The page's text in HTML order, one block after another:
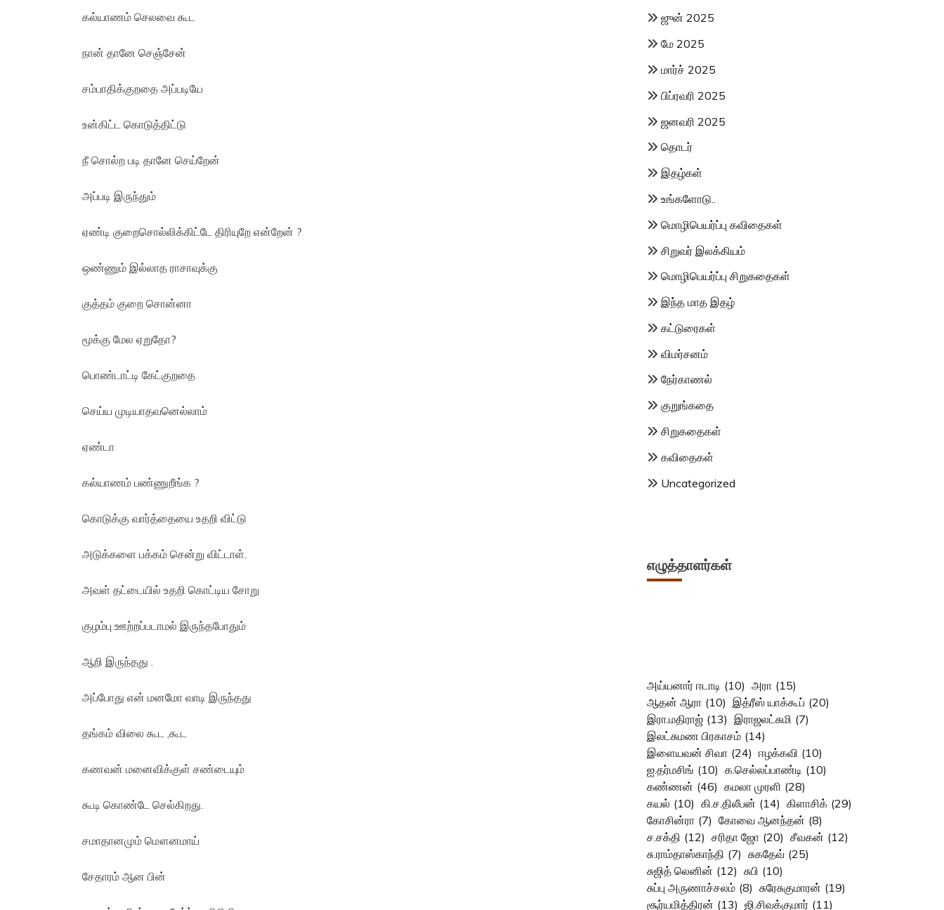
கல்யாணம் செலவை கூட
நான் தானே செஞ்சேன்
சம்பாதிக்குறதை அப்படியே
உன்கிட்ட கொடுத்திட்டு
நீ சொல்ற படி தானே செய்றேன்
அப்படி இருந்தும்
ஏண்டி குறைசொல்லிக்கிட்டே திரியுறே என்றேன் ?
ஒண்ணும் இல்லாத ராசாவுக்கு
குத்தம் குறை சொன்னா
மூக்கு மேல ஏறுதோ?
பொண்டாட்டி கேட்குறதை
செய்ய முடியாதவனெல்லாம்
ஏண்டா
கல்யாணம் பண்ணுறீங்க ?
கொடுக்கு வார்த்தையை உதறி விட்டு
அடுக்களை பக்கம் சென்று விட்டாள்.
அவள் தட்டையில் உதறி கொட்டிய சோறு
குழம்பு ஊற்றப்படாமல் இருந்தபோதும்
ஆறி இருந்தது .
அப்போது என் மனமோ வாடி இருந்தது
தங்கம் விலை கூட ,கூட
கணவன் மனைவிக்குள் சண்டையும்
கூடி கொண்டே செல்கிறது.
சமாதானமும் மௌனமாய்
சேதாரம் ஆன பின்
ஜுன் 2025
மே 2025
மார்ச் 2025
பிப்ரவரி 2025
ஜனவரி 2025
தொடர்
இதழ்கள்
உங்களோடு..
மொழிபெயர்ப்பு கவிதைகள்
சிறுவர் இலக்கியம்
மொழிபெயர்ப்பு சிறுகதைகள்
இந்த மாத இதழ்
கட்டுரைகள்
விமர்சனம்
நேர்காணல்
குறுங்கதை
சிறுகதைகள்
கவிதைகள்
Uncategorized
எழுத்தாளர்கள்
அய்யனார் ஈடாடி (10) அரா (15)
ஆதன் ஆரா (10) இத்ரீஸ் யாக்கூப் (20)
இரா.மதிராஜ் (13) இராஜலட்சுமி (7)
இலட்சுமண பிரகாசம் (14)
இளையவன் சிவா (24) ஈழக்கவி (10)
ஐ.தர்மசிங் (10) க.செல்லப்பாண்டி (10)
கண்ணன் (46) கமலா முரளி (28)
கயல் (10) கி.ச.திலீபன் (14) கிளாசிக் (29)
கோசின்ரா (7) கோவை ஆனந்தன் (8)
ச.சக்தி (12) சரிதா ஜோ (20) சீவகன் (12)
சு.ராம்தாஸ்காந்தி (7) சுகதேவ் (25)
சுஜித் லெனின் (12) சுபி (10)
சுப்பு அருணாச்சலம் (8) சுரேசுகுமாரன் (19)
சூர்யமித்திரன் (13) ஜி.சிவக்குமார் (11)